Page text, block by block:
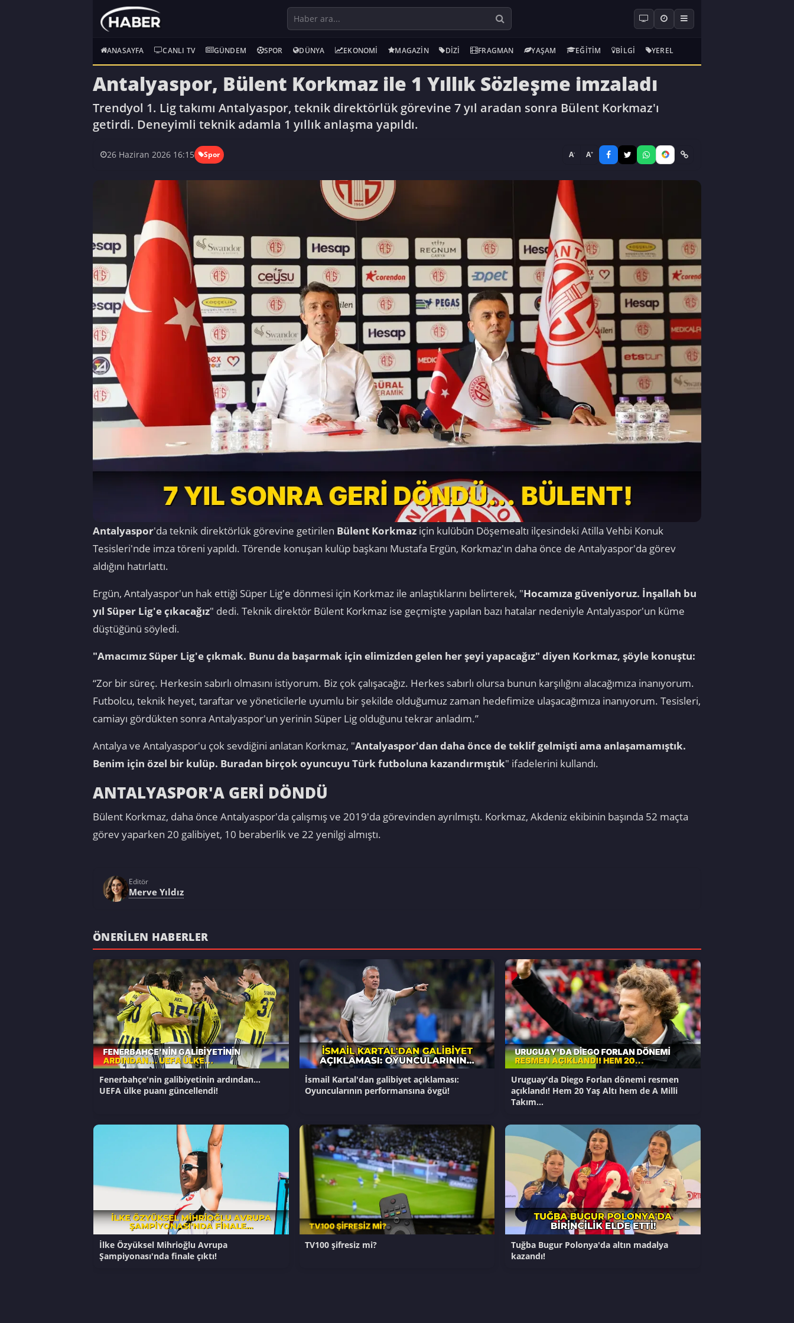
ANASAYFA CANLI TV GÜNDEM SPOR DÜNYA EKONOMI MAGAZIN DIZI FRAGMAN YAŞAM EĞITIM BILGI YEREL
Antalyaspor, Bülent Korkmaz ile 1 Yıllık Sözleşme imzaladı
Trendyol 1. Lig takımı Antalyaspor, teknik direktörlük görevine 7 yıl aradan sonra Bülent Korkmaz'ı
getirdi. Deneyimli teknik adamla 1 yıllık anlaşma yapıldı.
26 Haziran 2026 16:15 Spor A- A+
Antalyaspor'da teknik direktörlük görevine getirilen Bülent Korkmaz için kulübün Döşemealtı ilçesindeki Atilla Vehbi Konuk
Tesisleri'nde imza töreni yapıldı. Törende konuşan kulüp başkanı Mustafa Ergün, Korkmaz'ın daha önce de Antalyaspor'da görev
aldığını hatırlattı.
Ergün, Antalyaspor'un hak ettiği Süper Lig'e dönmesi için Korkmaz ile anlaştıklarını belirterek, "Hocamıza güveniyoruz. İnşallah bu
yıl Süper Lig'e çıkacağız" dedi. Teknik direktör Bülent Korkmaz ise geçmişte yapılan bazı hatalar nedeniyle Antalyaspor'un küme
düştüğünü söyledi.
"Amacımız Süper Lig'e çıkmak. Bunu da başarmak için elimizden gelen her şeyi yapacağız" diyen Korkmaz, şöyle konuştu:
“Zor bir süreç. Herkesin sabırlı olmasını istiyorum. Biz çok çalışacağız. Herkes sabırlı olursa bunun karşılığını alacağımıza inanıyorum.
Futbolcu, teknik heyet, taraftar ve yöneticilerle uyumlu bir şekilde olduğumuz zaman hedefimize ulaşacağımıza inanıyorum. Tesisleri,
camiayı gördükten sonra Antalyaspor'un yerinin Süper Lig olduğunu tekrar anladım.”
Antalya ve Antalyaspor'u çok sevdiğini anlatan Korkmaz, "Antalyaspor'dan daha önce de teklif gelmişti ama anlaşamamıştık.
Benim için özel bir kulüp. Buradan birçok oyuncuyu Türk futboluna kazandırmıştık" ifadelerini kullandı.
ANTALYASPOR'A GERİ DÖNDÜ
Bülent Korkmaz, daha önce Antalyaspor'da çalışmış ve 2019'da görevinden ayrılmıştı. Korkmaz, Akdeniz ekibinin başında 52 maçta
görev yaparken 20 galibiyet, 10 beraberlik ve 22 yenilgi almıştı.
Editör
Merve Yıldız
ÖNERILEN HABERLER
Fenerbahçe'nin galibiyetinin ardından...
UEFA ülke puanı güncellendi!
İsmail Kartal'dan galibiyet açıklaması:
Oyuncularının performansına övgü!
Uruguay'da Diego Forlan dönemi resmen
açıklandı! Hem 20 Yaş Altı hem de A Milli
Takım...
İlke Özyüksel Mihrioğlu Avrupa
Şampiyonası'nda finale çıktı!
TV100 şifresiz mi?
Tuğba Bugur Polonya'da altın madalya
kazandı!